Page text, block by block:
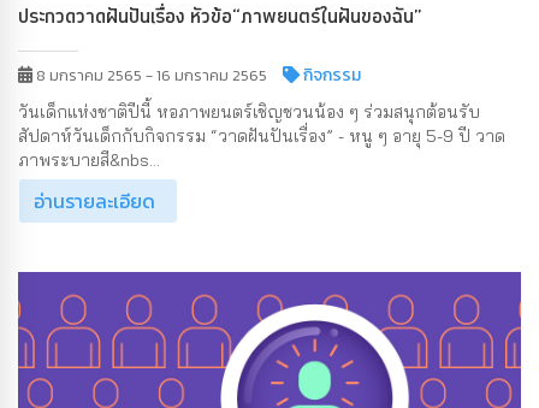
ประกวดวาดฝันปันเรื่อง หัวข้อ“ภาพยนตร์ในฝันของฉัน”
8 มกราคม 2565 - 16 มกราคม 2565 กิจกรรม
วันเด็กแห่งชาติปีนี้ หอภาพยนตร์เชิญชวนน้อง ๆ ร่วมสนุกต้อนรับ
สัปดาห์วันเด็กกับกิจกรรม “วาดฝันปันเรื่อง” - หนู ๆ อายุ 5-9 ปี วาด
ภาพระบายสี&nbs...
อ่านรายละเอียด